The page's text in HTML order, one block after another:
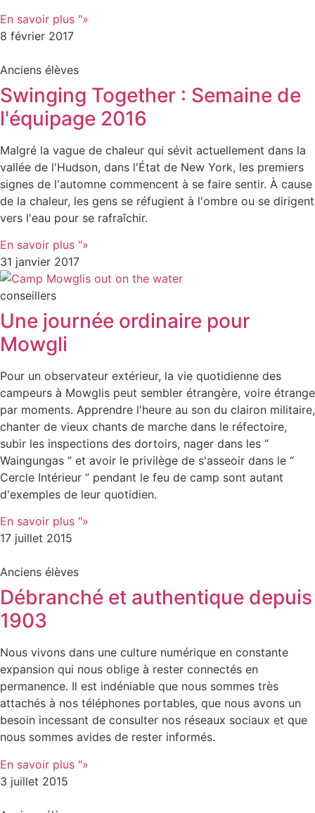
En savoir plus "»
8 février 2017
Anciens élèves
Swinging Together : Semaine de
l'équipage 2016
Malgré la vague de chaleur qui sévit actuellement dans la
vallée de l'Hudson, dans l'État de New York, les premiers
signes de l'automne commencent à se faire sentir. À cause
de la chaleur, les gens se réfugient à l'ombre ou se dirigent
vers l'eau pour se rafraîchir.
En savoir plus "»
31 janvier 2017
conseillers
Une journée ordinaire pour
Mowgli
Pour un observateur extérieur, la vie quotidienne des
campeurs à Mowglis peut sembler étrangère, voire étrange
par moments. Apprendre l'heure au son du clairon militaire,
chanter de vieux chants de marche dans le réfectoire,
subir les inspections des dortoirs, nager dans les “
Waingungas ” et avoir le privilège de s'asseoir dans le “
Cercle Intérieur ” pendant le feu de camp sont autant
d'exemples de leur quotidien.
En savoir plus "»
17 juillet 2015
Anciens élèves
Débranché et authentique depuis
1903
Nous vivons dans une culture numérique en constante
expansion qui nous oblige à rester connectés en
permanence. Il est indéniable que nous sommes très
attachés à nos téléphones portables, que nous avons un
besoin incessant de consulter nos réseaux sociaux et que
nous sommes avides de rester informés.
En savoir plus "»
3 juillet 2015